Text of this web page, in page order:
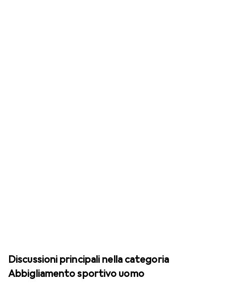
Discussioni principali nella categoria
Abbigliamento sportivo uomo